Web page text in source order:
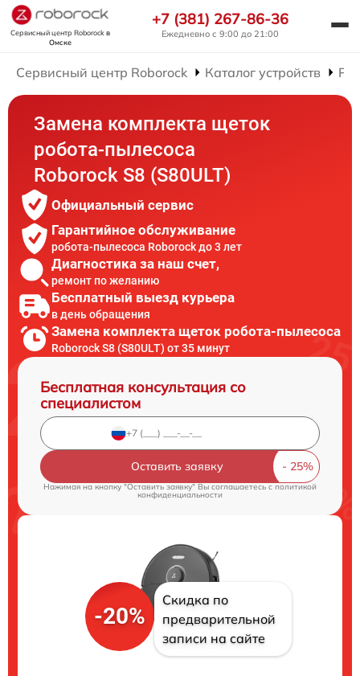
Сервисный центр Roborockв
Омске
+7 (381) 267-86-36
Ежедневно с 9:00 до 21:00
Сервисный центр Roborock Каталог устройств
Замена комплекта щеток
робота-пылесоса
Roborock S8 (S80ULT)
Официальный сервис
Гарантийное обслуживание
робота-пылесоса Roborock до 3 лет
Диагностика за наш счет,
ремонт по желанию
Бесплатный выезд курьера
в день обращения
Замена комплекта щеток робота-пылесоса
Roborock S8 (S80ULT) от 35 минут
Бесплатная консультация со
специалистом
Оставить заявку
Нажимая на кнопку "Оставить заявку" Вы соглашаетесь cполитикой
конфиденциальности
-20%
Скидка по
предварительной
записи на сайте